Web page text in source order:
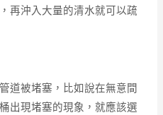
再沖入大量的清水就可以疏
管道被堵塞，比如說在無意間
出現堵塞的現象，就應該選